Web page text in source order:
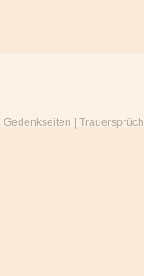
Gedenkseiten